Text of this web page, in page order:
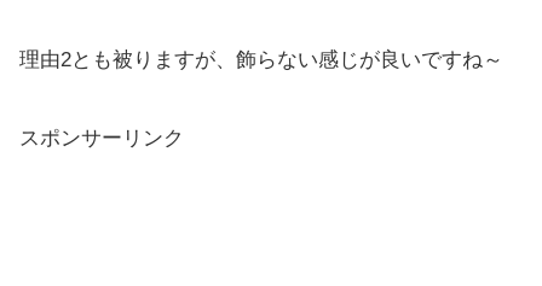
理由2とも被りますが、飾らない感じが良いですね～
スポンサーリンク